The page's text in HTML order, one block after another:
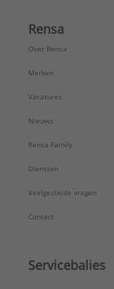
Rensa
Over Rensa
Merken
Vacatures
Nieuws
Rensa Family
Diensten
Veelgestelde vragen
Contact
Servicebalies